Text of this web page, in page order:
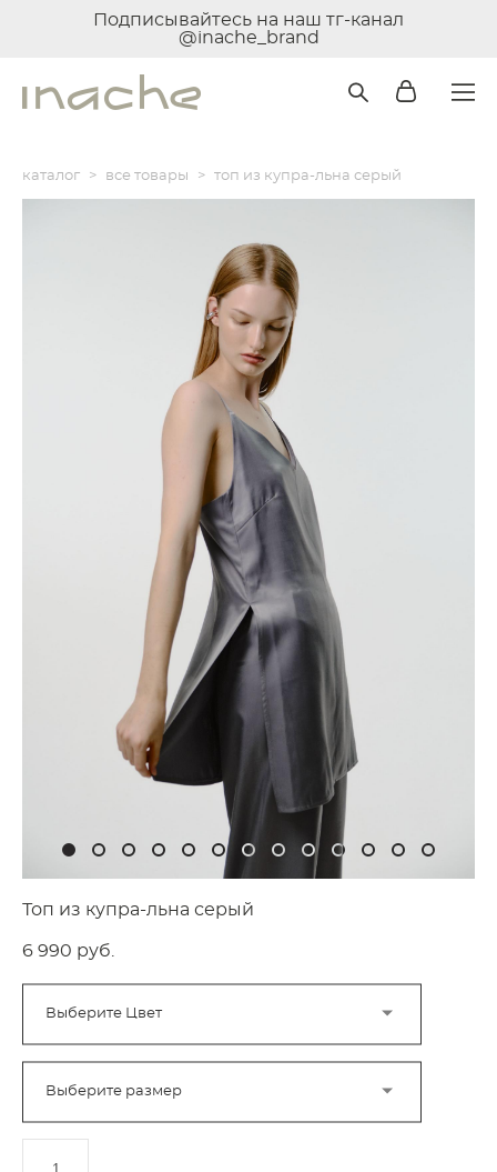
Подписывайтесь на наш тг-канал
@inache_brand
каталог > все товары > топ из купра-льна серый
Топ из купра-льна серый
6 990 pуб.
Выберите Цвет
Выберите размер